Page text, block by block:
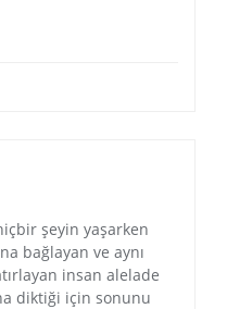
şeyin yaşarken
bağlayan ve aynı
insan alelade
diktiği için sonunu